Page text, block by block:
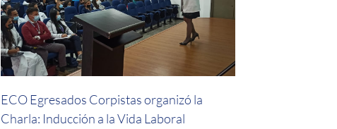
ECO Egresados Corpistas organizó la
Charla: Inducción a la Vida Laboral